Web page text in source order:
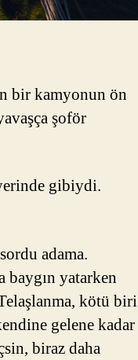
bir kamyonun ön
şoför
gibiydi.
adama.
yatarken
kötü biri
gelene kadar
biraz daha